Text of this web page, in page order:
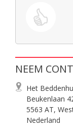
NEEM
Het
Beukenlaan
5563 AT,
Nederland